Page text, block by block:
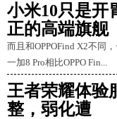
小米10只是开
正的高端旗舰
而且和OPPOFind X2不同
一加8 Pro相比OPPO Fin...
王者荣耀体验
整，弱化遭